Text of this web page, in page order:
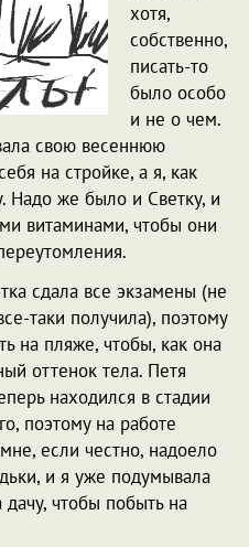
хотя,
собственно,
писать-то
было особо
и не о чем.
свою весеннюю
на стройке, а я, как
Надо же было и Светку, и
витаминами, чтобы они
сдала все экзамены (не
таки получила), поэтому
на пляже, чтобы, как она
оттенок тела. Петя
находился в стадии
поэтому на работе
если честно, надоело
и я уже подумывала
чтобы побыть на